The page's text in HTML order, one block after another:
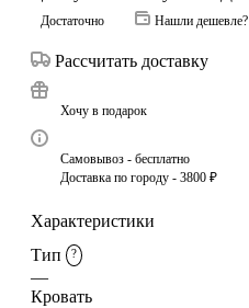
Достаточно Нашли дешевле?
Рассчитать доставку
Хочу в подарок
Самовывоз - бесплатно
Доставка по городу - 3800 ₽
Характеристики
Тип
?
—
Кровать